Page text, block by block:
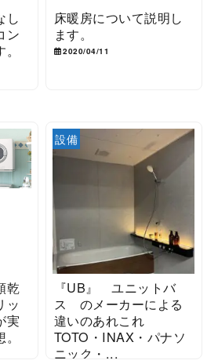
し
ン
床暖房について説明し
ます。
2020/04/11
乾
ッ
実
設備
『UB』 ユニットバ
ス のメーカーによる
違いのあれこれ
TOTO・INAX・パナソ
ニック・...